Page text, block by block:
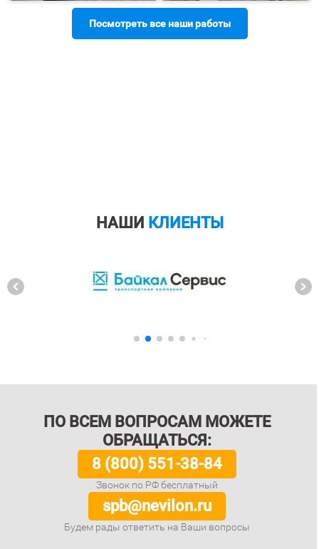
Посмотреть все наши работы
НАШИ КЛИЕНТЫ
ПО ВСЕМ ВОПРОСАМ МОЖЕТЕ
ОБРАЩАТЬСЯ:
8 (800) 551-38-84
Звонок по РФ бесплатный
spb@nevilon.ru
Будем рады ответить на Ваши вопросы